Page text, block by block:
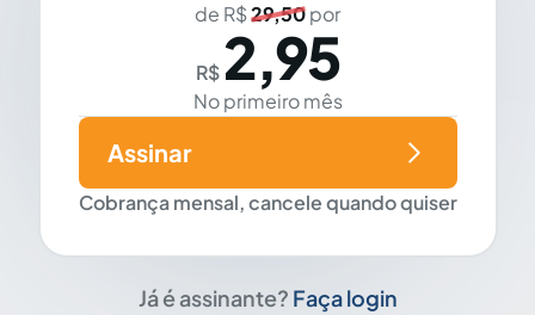
de R$29,50por
R$ 2,95
No primeiro mês
Cobrança mensal, cancele quando quiser
Assinar
Já é assinante? Faça login